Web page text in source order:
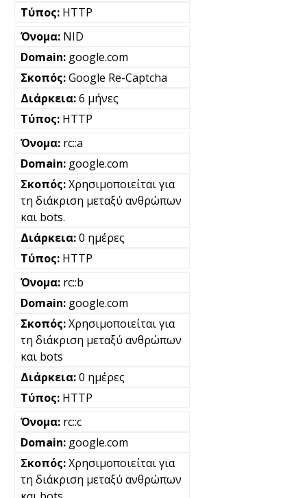
HTTP
NID
google.com
Google Re-Captcha
6 μήνες
HTTP
rc::a
google.com
Χρησιμοποιείται για
τη διάκριση μεταξύ ανθρώπων
και bots.
0 ημέρες
HTTP
rc::b
google.com
Χρησιμοποιείται για
τη διάκριση μεταξύ ανθρώπων
και bots
0 ημέρες
HTTP
rc::c
google.com
Χρησιμοποιείται για
τη διάκριση μεταξύ ανθρώπων